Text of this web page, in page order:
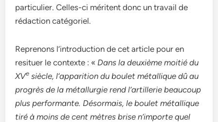
particulier. Celles-ci méritent donc un travail de
rédaction catégoriel.
Reprenons l’introduction de cet article pour en
resituer le contexte : « Dans la deuxième moitié du
XVe siècle, l’apparition du boulet métallique dû au
progrès de la métallurgie rend l’artillerie beaucoup
plus performante. Désormais, le boulet métallique
tiré à moins de cent mètres brise n’importe quel